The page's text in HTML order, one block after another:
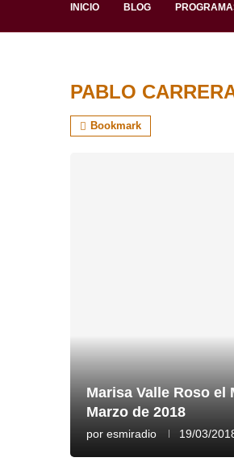
INICIO BLOG
PABLO
Bookmark
Marisa Valle Roso el
Marzo de 2018
por esmiradio 19/03/